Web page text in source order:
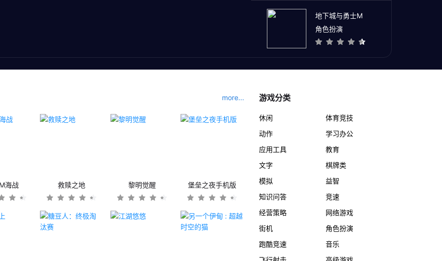
地下城与勇士M
角色扮演
more...
海战 救赎之地 黎明觉醒 堡垒之夜手机版
游戏分类
休闲
体育竞技
动作
学习办公
应用工具
教育
文字
棋牌类
模拟
益智
知识问答
竞速
经营策略
网络游戏
街机
角色扮演
跑酷竞速
音乐